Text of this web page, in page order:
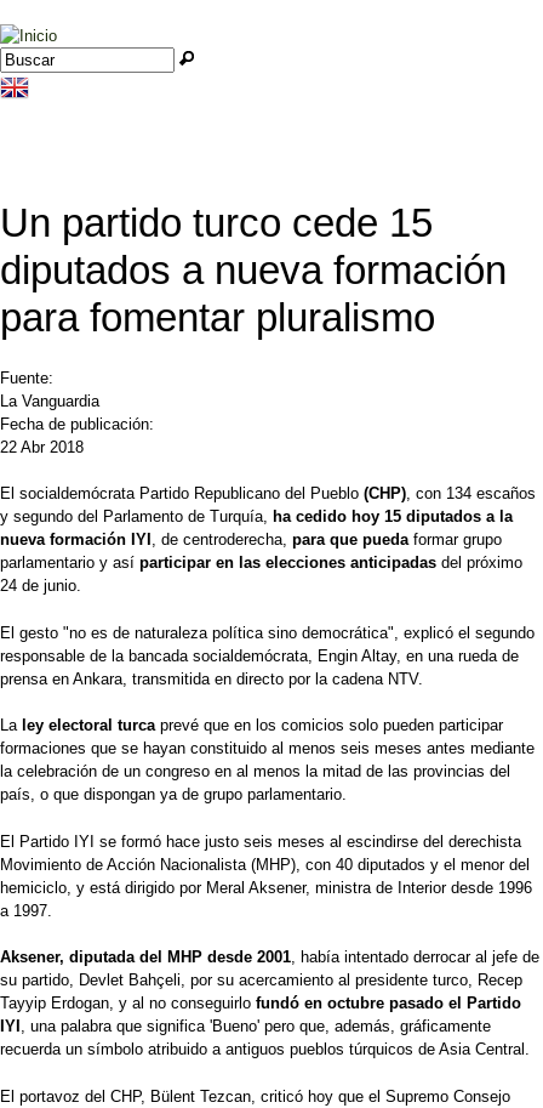
Jump to navigation
Formulario de búsqueda
Buscar
Un partido turco cede 15
diputados a nueva formación
para fomentar pluralismo
Fuente:
La Vanguardia
Fecha de publicación:
22 Abr 2018
El socialdemócrata Partido Republicano del Pueblo (CHP), con 134 escaños
y segundo del Parlamento de Turquía, ha cedido hoy 15 diputados a la
nueva formación IYI , de centroderecha, para que puedaformar grupo
parlamentario y así participar en las elecciones anticipadas del próximo
24 de junio.
El gesto "no es de naturaleza política sino democrática", explicó el segundo
responsable de la bancada socialdemócrata, Engin Altay, en una rueda de
prensa en Ankara, transmitida en directo por la cadena NTV.
Laley electoral turcaprevé que en los comicios solo pueden participar
formaciones que se hayan constituido al menos seis meses antes mediante
la celebración de un congreso en al menos la mitad de las provincias del
país, o que dispongan ya de grupo parlamentario.
El Partido IYI se formó hace justo seis meses al escindirse del derechista
Movimiento de Acción Nacionalista (MHP), con 40 diputados y el menor del
hemiciclo, y está dirigido por Meral Aksener, ministra de Interior desde 1996
a 1997.
Aksener, diputada del MHP desde 2001, había intentado derrocar al jefe de
su partido, Devlet Bahçeli, por su acercamiento al presidente turco, Recep
Tayyip Erdogan, y al no conseguirlo fundó en octubre pasado el Partido
IYI , una palabra que significa 'Bueno' pero que, además, gráficamente
recuerda un símbolo atribuido a antiguos pueblos túrquicos de Asia Central.
El portavoz del CHP, Bülent Tezcan, criticó hoy que el Supremo Consejo